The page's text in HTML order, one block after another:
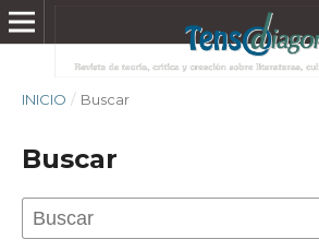
INICIO / Buscar
Buscar